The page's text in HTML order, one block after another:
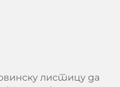
листицу да